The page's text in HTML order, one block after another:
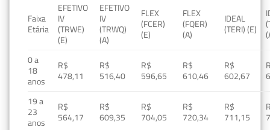
Faixa
Etária
EFETIVO
IV
(TRWE)
(E)
EFETIVO
IV
(TRWQ)
(A)
FLEX
(FCER)
(E)
FLEX
(FQER)
(A)
IDEAL
(TERI) (E)
0 a
18
anos
R$
478,11
R$
516,40
R$
596,65
R$
610,46
R$
602,67
19 a
23
anos
R$
564,17
R$
609,35
R$
704,05
R$
720,34
R$
711,15